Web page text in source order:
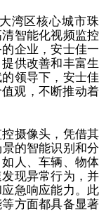
湾区核心城市珠
智能化视频监控
企业，安士佳一
供改善和丰富生
领导下，安士佳
观，不断推动着
摄像头，凭借其
的智能识别和分
人、车辆、物体
现异常行为，并
急响应能力。此
方面都具备显著